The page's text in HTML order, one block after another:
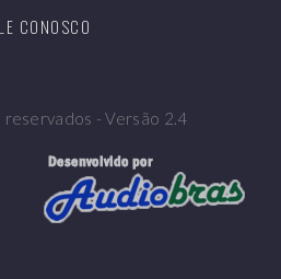
CONOSCO
- Versão 2.4